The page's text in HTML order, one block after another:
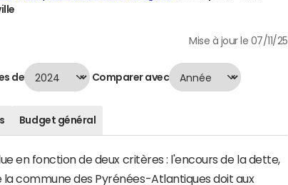
Mise à jour le 07/11/25
de Comparer avec
Budget général
en fonction de deux critères : l'encours de la dette,
commune des Pyrénées-Atlantiques doit aux